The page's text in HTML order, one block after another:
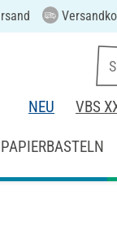
NEU VBS
PAPIERBASTELN